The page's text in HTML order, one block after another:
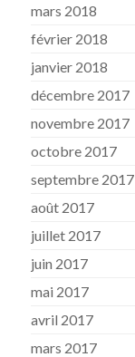
mars 2018
février 2018
janvier 2018
décembre 2017
novembre 2017
octobre 2017
septembre 2017
août 2017
juillet 2017
juin 2017
mai 2017
avril 2017
mars 2017